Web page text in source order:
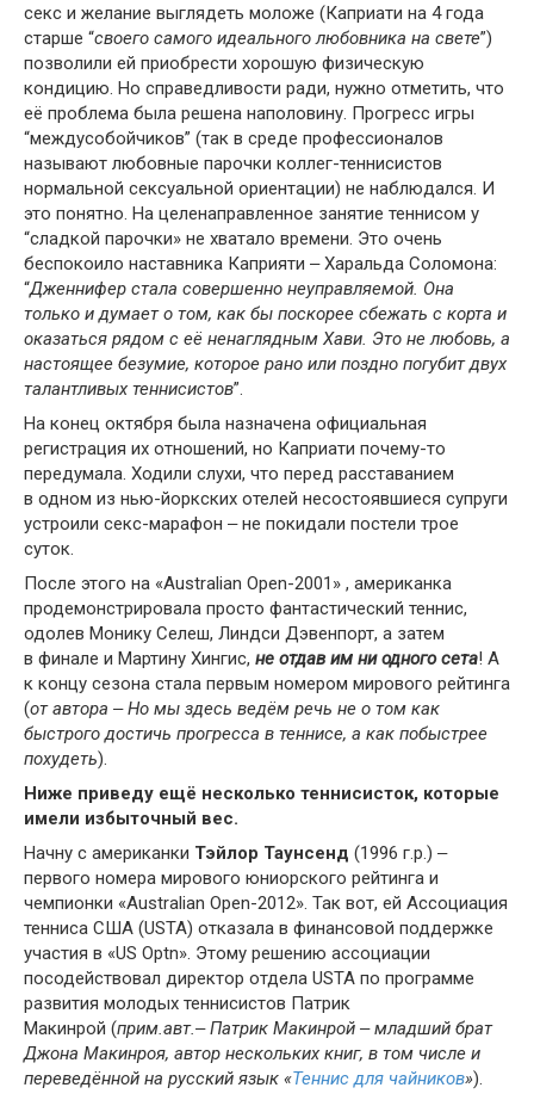
секс и желание выглядеть моложе (Каприати на 4 года
старше “своего самого идеального любовника на свете”)
позволили ей приобрести хорошую физическую
кондицию. Но справедливости ради, нужно отметить, что
её проблема была решена наполовину. Прогресс игры
“междусобойчиков” (так в среде профессионалов
называют любовные парочки коллег-теннисистов
нормальной сексуальной ориентации) не наблюдался. И
это понятно. На целенаправленное занятие теннисом у
“сладкой парочки» не хватало времени. Это очень
беспокоило наставника Каприяти ‒ Харальда Соломона:
“Дженнифер стала совершенно неуправляемой. Она
только и думает о том, как бы поскорее сбежать с корта и
оказаться рядом с её ненаглядным Хави. Это не любовь, а
настоящее безумие, которое рано или поздно погубит двух
талантливых теннисистов”.
На конец октября была назначена официальная
регистрация их отношений, но Каприати почему-то
передумала. Ходили слухи, что перед расставанием
в одном из нью-йоркских отелей несостоявшиеся супруги
устроили секс-марафон ‒ не покидали постели трое
суток.
После этого на «Australian Open-2001» , американка
продемонстрировала просто фантастический теннис,
одолев Монику Селеш, Линдси Дэвенпорт, а затем
в финале и Мартину Хингис, не отдав им ни одного сета! А
к концу сезона стала первым номером мирового рейтинга
(от автора ‒ Но мы здесь ведём речь не о том как
быстрого достичь прогресса в теннисе, а как побыстрее
похудеть).
Ниже приведу ещё несколько теннисисток, которые
имели избыточный вес.
Начну с американки Тэйлор Таунсенд (1996 г.р.) ‒
первого номера мирового юниорского рейтинга и
чемпионки «Australian Open-2012». Так вот, ей Ассоциация
тенниса США (USTA) отказала в финансовой поддержке
участия в «US Optn». Этому решению ассоциации
посодействовал директор отдела USTA по программе
развития молодых теннисистов Патрик
Макинрой (прим.авт.‒ Патрик Макинрой ‒ младший брат
Джона Макинроя, автор нескольких книг, в том числе и
переведённой на русский язык «Теннис для чайников»).